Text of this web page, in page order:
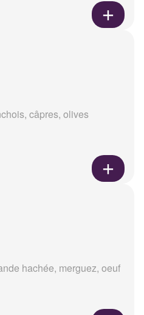
câpres, olives
hachée, merguez, oeuf